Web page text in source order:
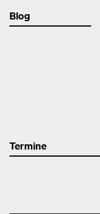
Blog
Termine